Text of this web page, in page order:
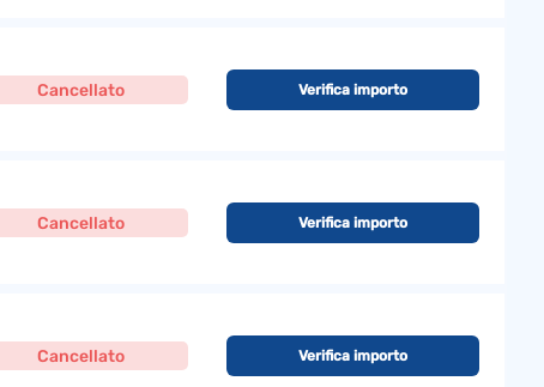
Cancellato Verifica importo
Cancellato Verifica importo
Cancellato Verifica importo